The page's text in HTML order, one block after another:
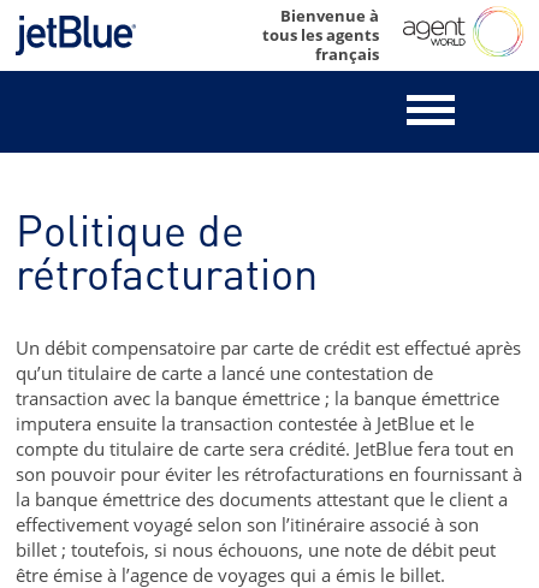
Skip
content
Bienvenue à
tous les agents
français
Politique de
rétrofacturation
Un débit compensatoire par carte de crédit est effectué après
qu’un titulaire de carte a lancé une contestation de
transaction avec la banque émettrice ; la banque émettrice
imputera ensuite la transaction contestée à JetBlue et le
compte du titulaire de carte sera crédité. JetBlue fera tout en
son pouvoir pour éviter les rétrofacturations en fournissant à
la banque émettrice des documents attestant que le client a
effectivement voyagé selon son l’itinéraire associé à son
billet ; toutefois, si nous échouons, une note de débit peut
être émise à l’agence de voyages qui a émis le billet.